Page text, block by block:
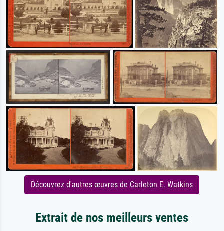
Découvrez d'autres œuvres de Carleton E. Watkins
Extrait de nos meilleurs ventes